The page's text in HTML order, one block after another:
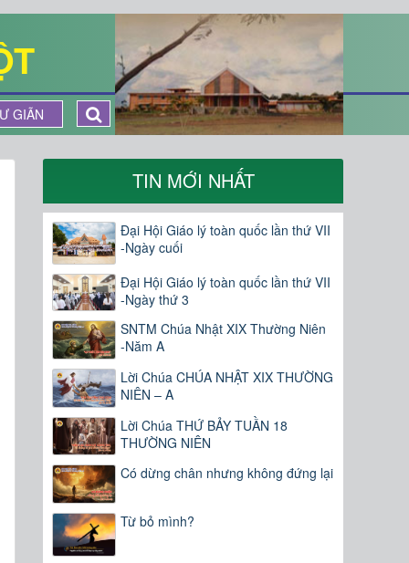
GIÃN
TIN MỚI NHẤT
Đại Hội Giáo lý toàn quốc lần thứ VII
-Ngày cuối
Đại Hội Giáo lý toàn quốc lần thứ VII
-Ngày thứ 3
SNTM Chúa Nhật XIX Thường Niên
-Năm A
Lời Chúa CHÚA NHẬT XIX THƯỜNG
NIÊN – A
Lời Chúa THỨ BẢY TUẦN 18
THƯỜNG NIÊN
Có dừng chân nhưng không đứng lại
Từ bỏ mình?